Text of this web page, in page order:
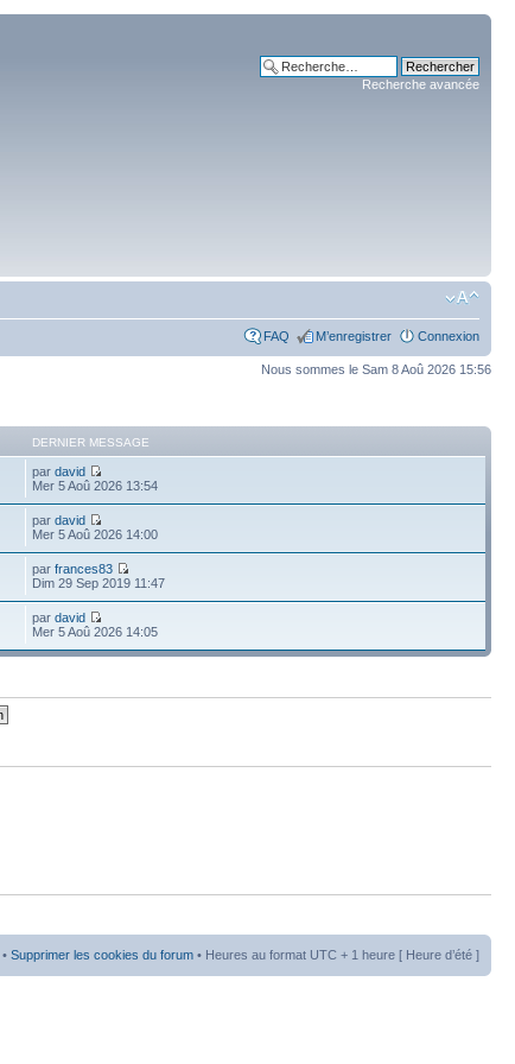
Recherche avancée
FAQ M’enregistrer Connexion
Nous sommes le Sam 8 Aoû 2026 15:56
DERNIER MESSAGE
pardavid
Mer 5 Aoû 2026 13:54
pardavid
Mer 5 Aoû 2026 14:00
parfrances83
Dim 29 Sep 2019 11:47
pardavid
Mer 5 Aoû 2026 14:05
• Supprimer les cookies du forum • Heures au format UTC + 1 heure [ Heure d’été ]